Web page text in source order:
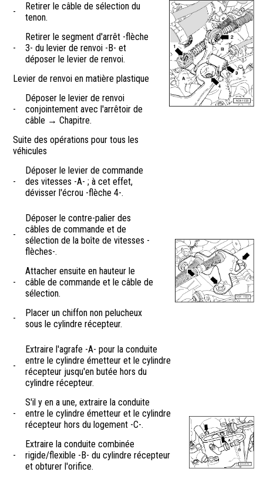
-
Retirer le câble de sélection du
tenon.
-
Retirer le segment d'arrêt -flèche
3- du levier de renvoi -B- et
déposer le levier de renvoi.
Levier de renvoi en matière plastique
-
Déposer le levier de renvoi
conjointement avec l'arrêtoir de
câble → Chapitre.
Suite des opérations pour tous les
véhicules
-
Déposer le levier de commande
des vitesses -A- ; à cet effet,
dévisser l'écrou -flèche 4-.
-
Déposer le contre-palier des
câbles de commande et de
sélection de la boîte de vitesses -
flèches-.
-
Attacher ensuite en hauteur le
câble de commande et le câble de
sélection.
-
Placer un chiffon non pelucheux
sous le cylindre récepteur.
-
Extraire l'agrafe -A- pour la conduite
entre le cylindre émetteur et le cylindre
récepteur jusqu'en butée hors du
cylindre récepteur.
-
S'il y en a une, extraire la conduite
entre le cylindre émetteur et le cylindre
récepteur hors du logement -C-.
-
Extraire la conduite combinée
rigide/flexible -B- du cylindre récepteur
et obturer l'orifice.